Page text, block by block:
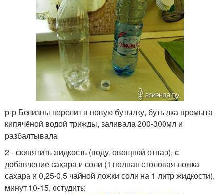
р-р Белизны перелит в новую бутылку, бутылка промыта
кипячёной водой трижды, заливала 200-300мл и
разбалтывала
2 - скипятить жидкость (воду, овощной отвар), с
добавление сахара и соли (1 полная столовая ложка
сахара и 0,25-0,5 чайной ложки соли на 1 литр жидкости),
минут 10-15, остудить;